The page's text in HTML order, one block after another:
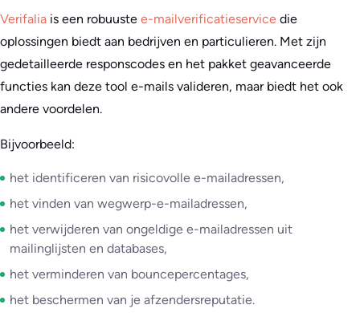
Verifalia is een robuuste e-mailverificatieservice die
oplossingen biedt aan bedrijven en particulieren. Met zijn
gedetailleerde responscodes en het pakket geavanceerde
functies kan deze tool e-mails valideren, maar biedt het ook
andere voordelen.
Bijvoorbeeld:
het identificeren van risicovolle e-mailadressen,
het vinden van wegwerp-e-mailadressen,
het verwijderen van ongeldige e-mailadressen uit
mailinglijsten en databases,
het verminderen van bouncepercentages,
het beschermen van je afzendersreputatie.